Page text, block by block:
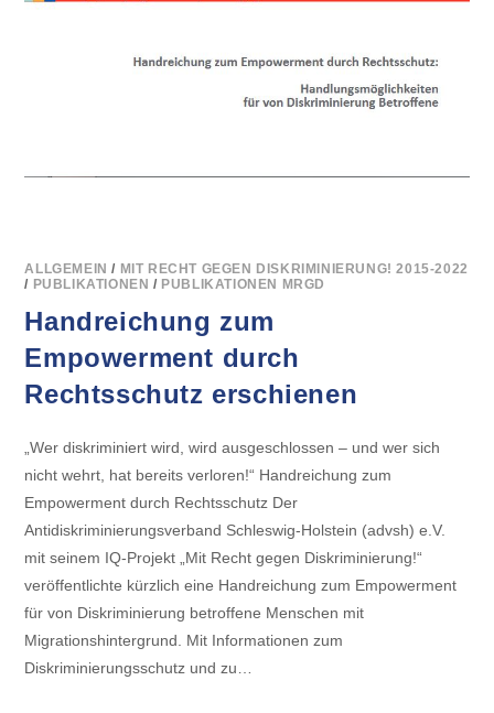
ALLGEMEIN / MIT RECHT GEGEN DISKRIMINIERUNG! 2015-2022
/ PUBLIKATIONEN / PUBLIKATIONEN MRGD
Handreichung zum
Empowerment durch
Rechtsschutz erschienen
„Wer diskriminiert wird, wird ausgeschlossen – und wer sich
nicht wehrt, hat bereits verloren!“ Handreichung zum
Empowerment durch Rechtsschutz Der
Antidiskriminierungsverband Schleswig-Holstein (advsh) e.V.
mit seinem IQ-Projekt „Mit Recht gegen Diskriminierung!“
veröffentlichte kürzlich eine Handreichung zum Empowerment
für von Diskriminierung betroffene Menschen mit
Migrationshintergrund. Mit Informationen zum
Diskriminierungsschutz und zu…